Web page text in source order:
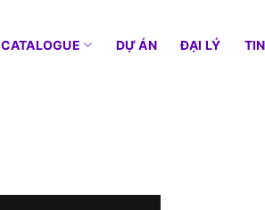
CATALOGUE DỰ ÁN ĐẠI LÝ